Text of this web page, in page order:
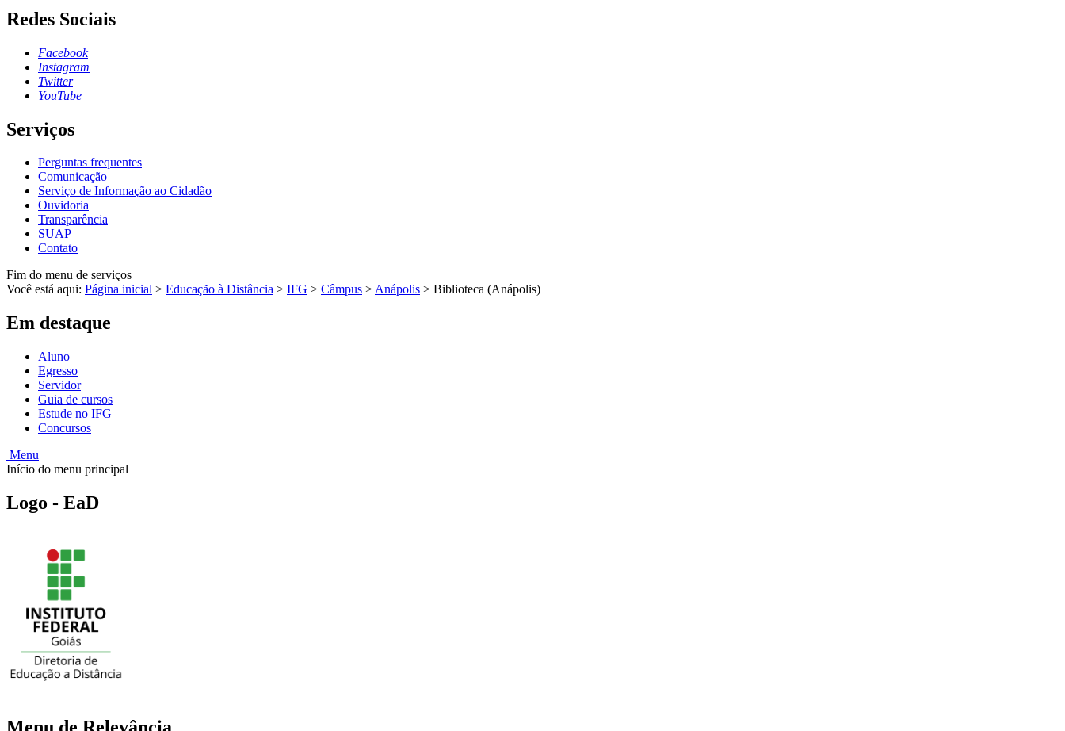
Redes Sociais
Facebook
Instagram
Twitter
YouTube
Serviços
Perguntas frequentes
Comunicação
Serviço de Informação ao Cidadão
Ouvidoria
Transparência
SUAP
Contato
Fim do menu de serviços
Você está aqui: Página inicial > Educação à Distância > IFG > Câmpus >Anápolis > Biblioteca (Anápolis)
Em destaque
Aluno
Egresso
Servidor
Guia de cursos
Estude no IFG
Concursos
Menu
Início do menu principal
Logo - EaD